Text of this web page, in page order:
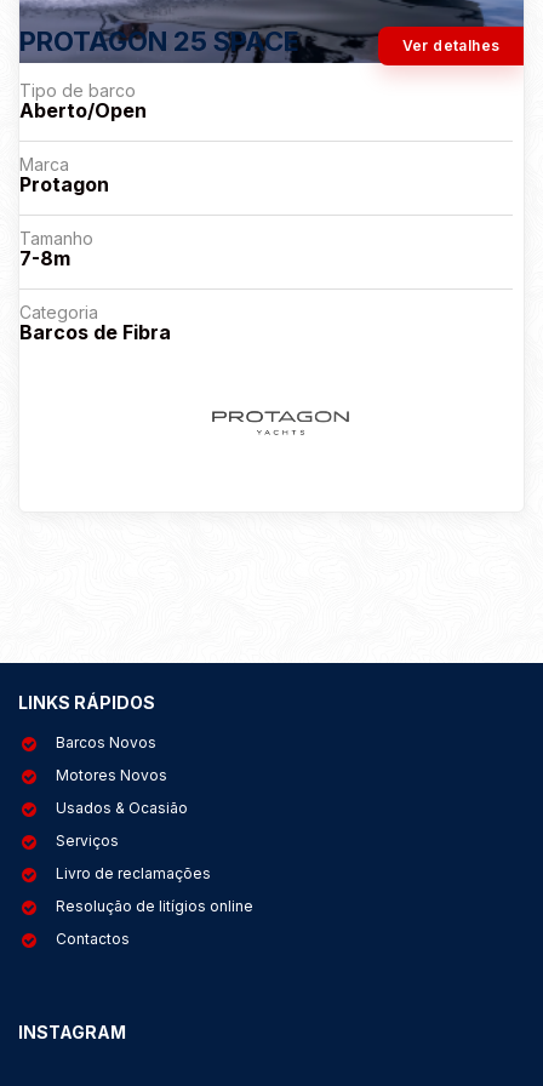
Ver detalhes
PROTAGON 25 SPACE
Tipo de barco
Aberto/Open
Marca
Protagon
Tamanho
7-8m
Categoria
Barcos de Fibra
LINKS RÁPIDOS
Barcos Novos
Motores Novos
Usados & Ocasião
Serviços
Livro de reclamações
Resolução de litígios online
Contactos
INSTAGRAM